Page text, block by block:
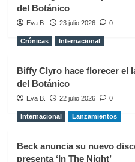
del Botánico
Eva B. 23 julio 2026 0
Crónicas Internacional
Biffy Clyro hace florecer el
del Botánico
Eva B. 22 julio 2026 0
Internacional Lanzamientos
Beck anuncia su nuevo
presenta ‘In The Night’